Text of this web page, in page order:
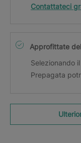
Contattateci
Approfittate
Selezionando
Prepagata